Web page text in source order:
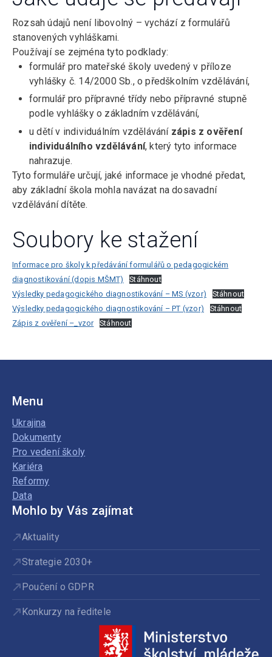
Rozsah údajů není libovolný – vychází z formulářů
stanovených vyhláškami.
Používají se zejména tyto podklady:
formulář pro mateřské školy uvedený v příloze
vyhlášky č. 14/2000 Sb., o předškolním vzdělávání,
formulář pro přípravné třídy nebo přípravné stupně
podle vyhlášky o základním vzdělávání,
u dětí v individuálním vzdělávání zápis z ověření
individuálního vzdělávání, který tyto informace
nahrazuje.
Tyto formuláře určují, jaké informace je vhodné předat,
aby základní škola mohla navázat na dosavadní
vzdělávání dítěte.
Soubory ke stažení
Informace pro školy k předávání formulářů o pedagogickém
diagnostikování (dopis MŠMT)
Stáhnout
Výsledky pedagogického diagnostikování – MS (vzor)
Stáhnout
Výsledky pedagogického diagnostikování – PT (vzor)
Stáhnout
Zápis z ověření –_vzor
Stáhnout
Menu
Ukrajina
Dokumenty
Pro vedení školy
Kariéra
Reformy
Data
Mohlo by Vás zajímat
Aktuality
Strategie 2030+
Poučení o GDPR
Konkurzy na ředitele